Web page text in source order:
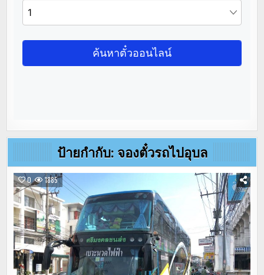
ป้ายกำกับ: จองตั๋วรถไปอุบล
0 1885